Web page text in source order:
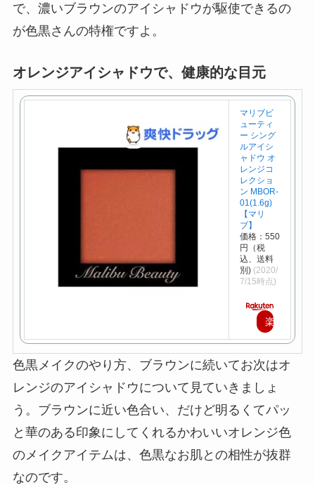
で、濃いブラウンのアイシャドウが駆使できるの
が色黒さんの特権ですよ。
オレンジアイシャドウで、健康的な目元
マリブビ
ューティ
ー シング
ルアイシ
ャドウ オ
レンジコ
レクショ
ン MBOR-
01(1.6g)
【マリ
ブ】
価格：550
円（税
込、送料
別) (2020/
7/15時点)
楽
天
で
購
入
色黒メイクのやり方、ブラウンに続いてお次はオ
レンジのアイシャドウについて見ていきましょ
う。ブラウンに近い色合い、だけど明るくてパッ
と華のある印象にしてくれるかわいいオレンジ色
のメイクアイテムは、色黒なお肌との相性が抜群
なのです。